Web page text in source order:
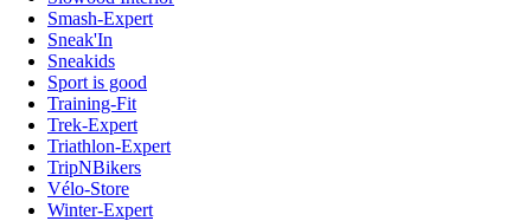
Smash-Expert
Sneak'In
Sneakids
Sport is good
Training-Fit
Trek-Expert
Triathlon-Expert
TripNBikers
Vélo-Store
Winter-Expert